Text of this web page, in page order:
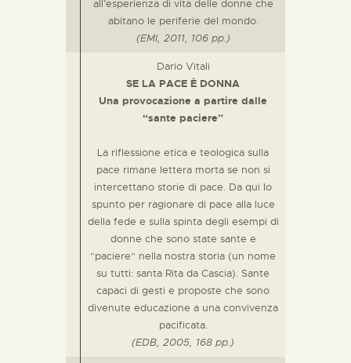
all’esperienza di vita delle donne che
abitano le periferie del mondo.
(EMI, 2011, 106 pp.)
Dario Vitali
SE LA PACE È DONNA
Una provocazione a partire dalle
“sante paciere”
La riflessione etica e teologica sulla
pace rimane lettera morta se non si
intercettano storie di pace. Da qui lo
spunto per ragionare di pace alla luce
della fede e sulla spinta degli esempi di
donne che sono state sante e
“paciere” nella nostra storia (un nome
su tutti: santa Rita da Cascia). Sante
capaci di gesti e proposte che sono
divenute educazione a una convivenza
pacificata.
(EDB, 2005, 168 pp.)